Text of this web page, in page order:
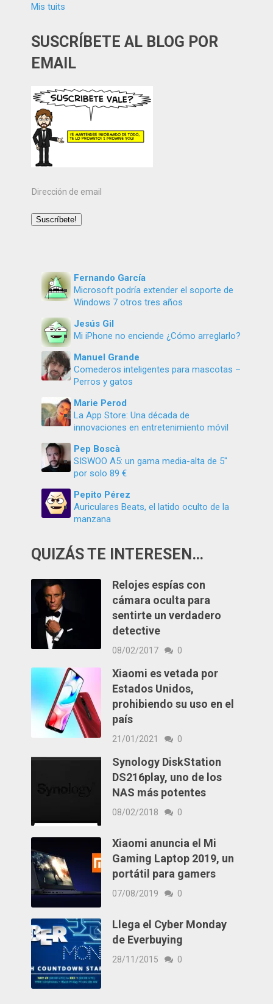
Mis tuits
SUSCRÍBETE AL BLOG POR
EMAIL
Dirección
email
Suscríbete!
Fernando García
Microsoft podría extender el soporte de
Windows 7 otros tres años
Jesús Gil
Mi iPhone no enciende ¿Cómo arreglarlo?
Manuel Grande
Comederos inteligentes para mascotas –
Perros y gatos
Marie Perod
La App Store: Una década de
innovaciones en entretenimiento móvil
Pep Boscà
SISWOO A5: un gama media-alta de 5″
por solo 89 €
Pepito Pérez
Auriculares Beats, el latido oculto de la
manzana
QUIZÁS TE INTERESEN…
Relojes espías con
cámara oculta para
sentirte un verdadero
detective
08/02/2017 0
Xiaomi es vetada por
Estados Unidos,
prohibiendo su uso en el
país
21/01/2021 0
Synology DiskStation
DS216play, uno de los
NAS más potentes
08/02/2018 0
Xiaomi anuncia el Mi
Gaming Laptop 2019, un
portátil para gamers
07/08/2019 0
Llega el Cyber Monday
de Everbuying
28/11/2015 0